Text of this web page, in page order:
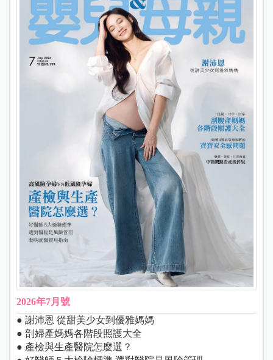
2026年7月號
● 謝沛恩 從甜美少女到優雅媽媽
● 剖婦產媽媽各階段照護大全
● 產檢與生產醫院怎麼選？